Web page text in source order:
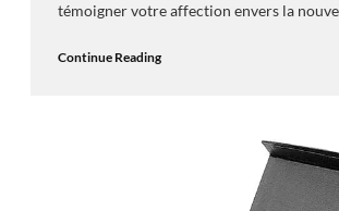
témoigner votre affection envers la
Continue Reading